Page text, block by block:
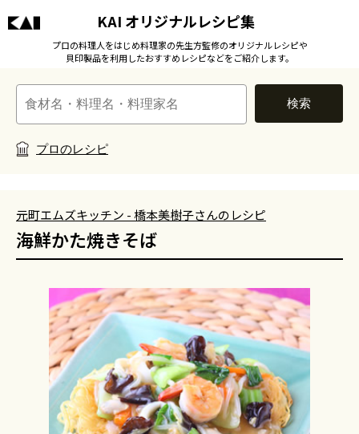
KAI オリジナルレシピ集
プロの料理人をはじめ料理家の先生方監修のオリジナルレシピや
貝印製品を利用したおすすめレシピなどをご紹介します。
検索
プロのレシピ
元町エムズキッチン - 橋本美樹子さんのレシピ
海鮮かた焼きそば